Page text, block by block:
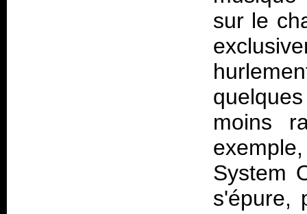
sur le
moins
System
s'épure,